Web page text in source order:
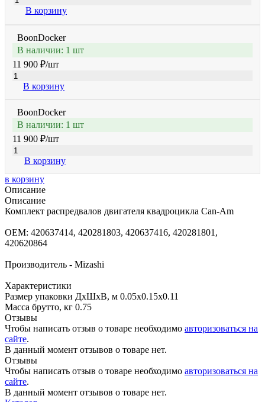
В корзину
BoonDocker
В наличии: 1 шт
11 900 ₽/шт
В корзину
BoonDocker
В наличии: 1 шт
11 900 ₽/шт
В корзину
в корзину
Описание
Описание
Комплект распредвалов двигателя квадроцикла Can-Am
OEM: 420637414, 420281803, 420637416, 420281801,
420620864
Производитель - Mizashi
Характеристики
Размер упаковки ДхШхВ, м 0.05x0.15x0.11
Масса брутто, кг 0.75
Отзывы
Чтобы написать отзыв о товаре необходимо авторизоваться на
сайте.
В данный момент отзывов о товаре нет.
Отзывы
Чтобы написать отзыв о товаре необходимо авторизоваться на
сайте.
В данный момент отзывов о товаре нет.